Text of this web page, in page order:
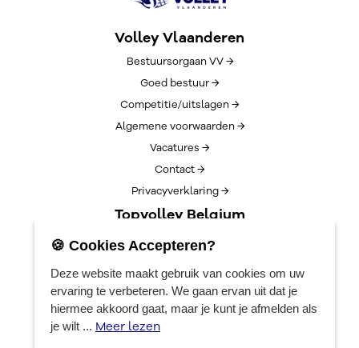
Volley Vlaanderen
Bestuursorgaan VV →
Goed bestuur →
Competitie/uitslagen →
Algemene voorwaarden →
Vacatures →
Contact →
Privacyverklaring →
Topvolley Belgium
Over TopVolleyBelgium →
Lotto Cup Finals →
EuroVolleyCenter
Boekingen →
🍪 Cookies Accepteren?
Deze website maakt gebruik van cookies om uw
ervaring te verbeteren. We gaan ervan uit dat je
hiermee akkoord gaat, maar je kunt je afmelden als
je wilt ... Meer lezen